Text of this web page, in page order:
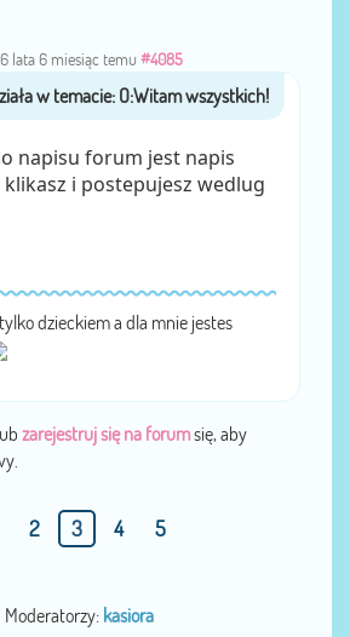
lata 6 miesiąc temu #4085
napisu forum jest napis
i postepujesz wedlug
dzieckiem a dla mnie jestes
zarejestruj się na forumsię, aby
2 3 4 5
Moderatorzy: kasiora